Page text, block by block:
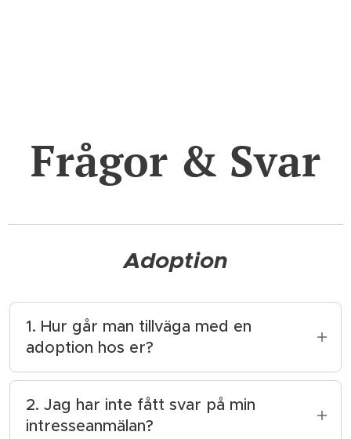
Frågor & Svar
Adoption
1. Hur går man tillväga med en
adoption hos er?
Vi har ett smidigt frågeformulär där man
svarar på frågor och efter inskickning
kommer vi läsa igenom din anmälan och
2. Jag har inte fått svar på min
intresseanmälan?